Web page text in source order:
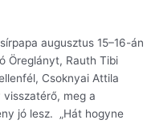
augusztus 15–16-án
Öreglányt, Rauth Tibi
Csoknyai Attila
meg a
jó lesz. „Hát hogyne